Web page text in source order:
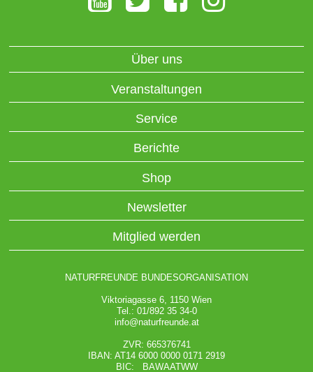
Über uns
Veranstaltungen
Service
Berichte
Shop
Newsletter
Mitglied werden
NATURFREUNDE BUNDESORGANISATION
Viktoriagasse 6, 1150 Wien
Tel.: 01/892 35 34-0
info@naturfreunde.at
ZVR: 665376741
IBAN: AT14 6000 0000 0171 2919
BIC: BAWAATWW